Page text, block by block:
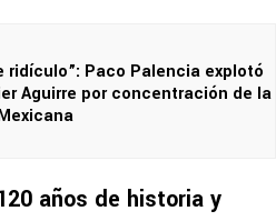
ridículo”: Paco Palencia explotó
Aguirre por concentración de la
años de historia y